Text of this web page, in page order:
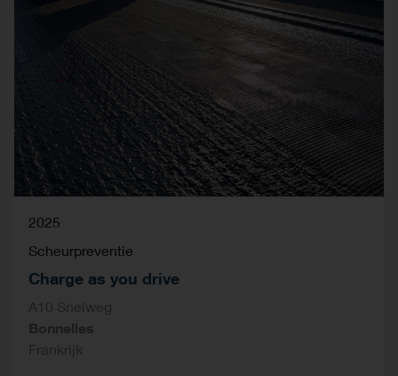
2025
Scheurpreventie
Charge as you drive
A10 Snelweg
Bonnelles
Frankrijk